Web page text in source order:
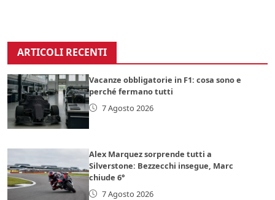
ARTICOLI RECENTI
Vacanze obbligatorie in F1: cosa sono e
perché fermano tutti
7 Agosto 2026
Alex Marquez sorprende tutti a
Silverstone: Bezzecchi insegue, Marc
chiude 6°
7 Agosto 2026